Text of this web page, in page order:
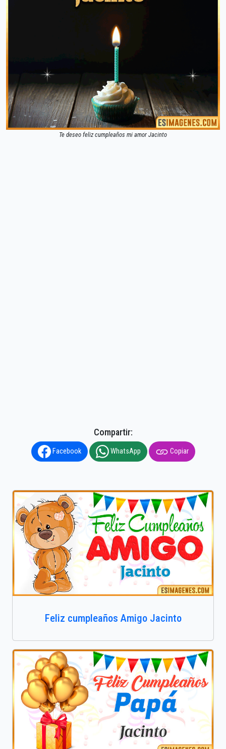
Te deseo feliz cumpleaños mi amor Jacinto
Compartir:
Facebook WhatsApp Copiar
Feliz cumpleaños Amigo Jacinto